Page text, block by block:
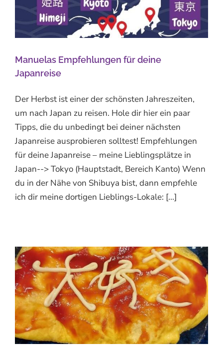
Manuelas Empfehlungen für deine
Japanreise
Der Herbst ist einer der schönsten Jahreszeiten,
um nach Japan zu reisen. Hole dir hier ein paar
Tipps, die du unbedingt bei deiner nächsten
Japanreise ausprobieren solltest! Empfehlungen
für deine Japanreise – meine Lieblingsplätze in
Japan--> Tokyo (Hauptstadt, Bereich Kanto) Wenn
du in der Nähe von Shibuya bist, dann empfehle
ich dir meine dortigen Lieblings-Lokale: [...]